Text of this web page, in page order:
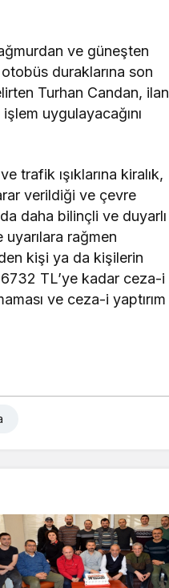
ve güneşten
duraklarına son
Turhan Candan, ilan
uygulayacağını
trafik ışıklarına kiralık,
verildiği ve çevre
daha bilinçli ve duyarlı
uyarılara rağmen
kişi ya da kişilerin
TL’ye kadar ceza-i
ve ceza-i yaptırım